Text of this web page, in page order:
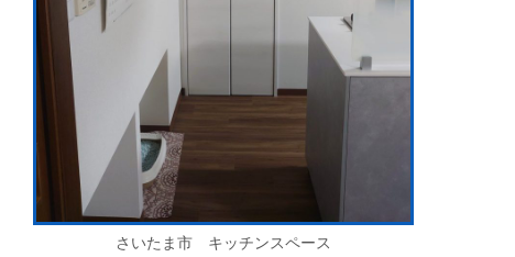
さいたま市 キッチンスペース